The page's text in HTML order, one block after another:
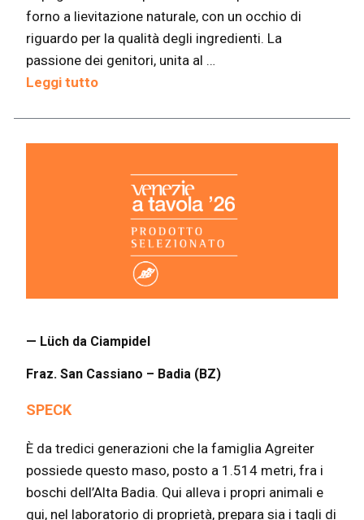
forno a lievitazione naturale, con un occhio di
riguardo per la qualità degli ingredienti. La
passione dei genitori, unita al …
Leggi tutto
— Lüch da Ciampidel
Fraz. San Cassiano – Badia (BZ)
SPECK
È da tredici generazioni che la famiglia Agreiter
possiede questo maso, posto a 1.514 metri, fra i
boschi dell’Alta Badia. Qui alleva i propri animali e
qui, nel laboratorio di proprietà, prepara sia i tagli di